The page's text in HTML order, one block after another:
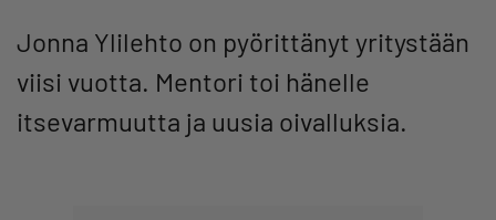
Jonna Ylilehto on pyörittänyt yritystään
viisi vuotta. Mentori toi hänelle
itsevarmuutta ja uusia oivalluksia.